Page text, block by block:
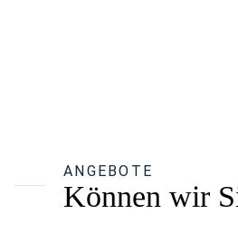
ANGEBOTE
Können wir